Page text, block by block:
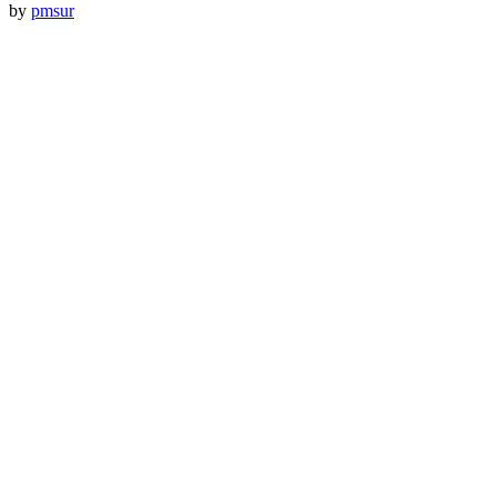
by pmsur